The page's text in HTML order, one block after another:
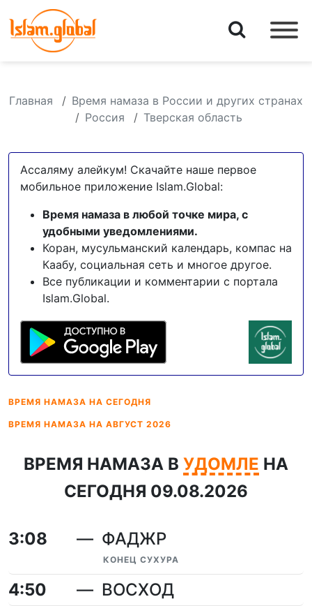
Главная
Время намаза в России и других странах
Россия
Тверская область
Ассаляму алейкум! Скачайте наше первое
мобильное приложение Islam.Global:
Время намаза в любой точке мира, с
удобными уведомлениями.
Коран, мусульманский календарь, компас на
Каабу, социальная сеть и многое другое.
Все публикации и комментарии с портала
Islam.Global.
ВРЕМЯ НАМАЗА НА СЕГОДНЯ
ВРЕМЯ НАМАЗА НА АВГУСТ 2026
ВРЕМЯ НАМАЗА В УДОМЛЕ НА
СЕГОДНЯ 09.08.2026
3:08 ФАДЖР
КОНЕЦ СУХУРА
4:50
ВОСХОД